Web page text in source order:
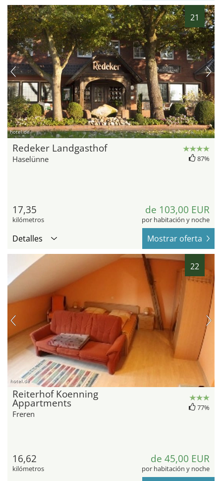
21
hotel.de
Redeker Landgasthof
Haselünne 87%
17,35
kilómetros
de 103,00 EUR
por habitación y noche
Detalles Mostrar oferta
22
hotel.de
Reiterhof Koenning
Appartments
Freren
77%
16,62
kilómetros
de 45,00 EUR
por habitación y noche